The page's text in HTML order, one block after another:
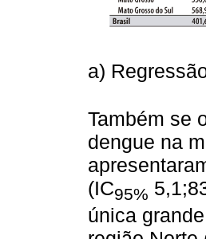
a)
Também se
dengue na
(IC95%
única